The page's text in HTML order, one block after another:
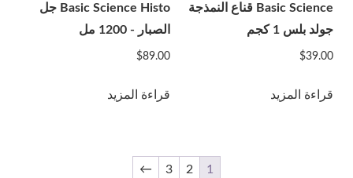
Basic Science قناع النمذجة
جولد بلس 1 كجم
$39.00
قراءة المزيد
Basic Science Histo جل
الصبار - 1200 مل
$89.00
قراءة المزيد
1
2
3
←
LG Chem
Marllor
MatexLab
Medians